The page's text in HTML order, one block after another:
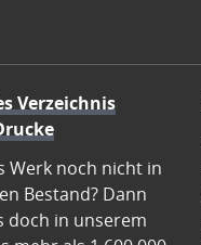
Verzeichnis
Werk noch nicht in
Bestand? Dann
doch in unserem